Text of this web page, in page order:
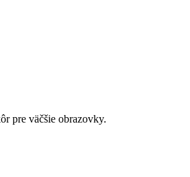
pre väčšie obrazovky.